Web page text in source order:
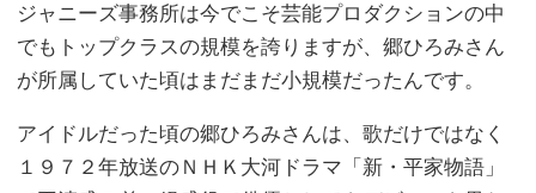
ジャニーズ事務所は今でこそ芸能プロダクションの中
でもトップクラスの規模を誇りますが、郷ひろみさん
が所属していた頃はまだまだ小規模だったんです。
アイドルだった頃の郷ひろみさんは、歌だけではなく
１９７２年放送のＮＨＫ大河ドラマ「新・平家物語」